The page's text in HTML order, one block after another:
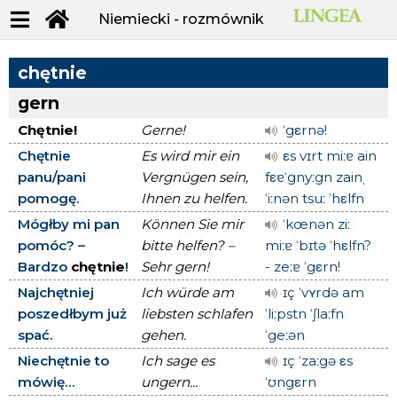
Niemiecki - rozmównik
chętnie
gern
Chętnie! Gerne!
ˈgεrnə!
Chętnie
panu/pani
pomogę.
Es wird mir ein
Vergnügen sein,
Ihnen zu helfen.
εs vɪrt miːɐ ain
fεɐˈgnyːgn zainˌ
ˈiːnən tsuː ˈhεlfn
Mógłby mi pan
pomóc? –
Bardzo chętnie!
Können Sie mir
bitte helfen? –
Sehr gern!
ˈkœnən ziː
miːɐ ˈbɪtə ˈhεlfn?
- zeːɐ ˈgεrn!
Najchętniej
poszedłbym już
spać.
Ich würde am
liebsten schlafen
gehen.
ɪç ˈvʏrdə am
ˈliːpstn ˈʃlaːfn
ˈgeːən
Niechętnie to
mówię...
Ich sage es
ungern...
ɪç ˈzaːgə εs
ˈʊngεrn